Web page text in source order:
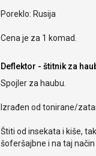
Poreklo: Rusija
Cena je za 1 komad.
Deflektor - štitnik za
Spojler za haubu.
Izrađen od tonirane/
Štiti od insekata i kiše,
šoferšajbne i na taj